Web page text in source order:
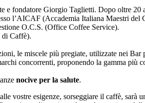
e fondatore Giorgio Taglietti. Dopo oltre
l’AICAF (Accademia Italiana Maestri del
O.C.S. (Office Coffee Service).
di Caffè).
le miscele più pregiate, utilizzate nei
concorrenti, proponendo la gamma più
nocive per la salute.
vostre esigenze, sorseggiare il caffè,